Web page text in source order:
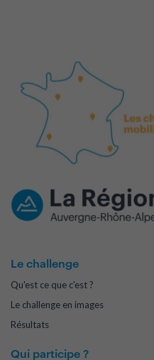
Le challenge
Qu'est ce que c'est ?
Le challenge en images
Résultats
Qui participe ?